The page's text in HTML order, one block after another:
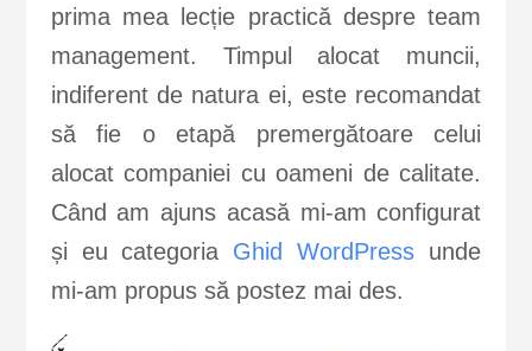
prima mea lecție practică despre team
management. Timpul alocat muncii,
indiferent de natura ei, este recomandat
să fie o etapă premergătoare celui
alocat companiei cu oameni de calitate.
Când am ajuns acasă mi-am configurat
și eu categoria Ghid WordPress unde
mi-am propus să postez mai des.